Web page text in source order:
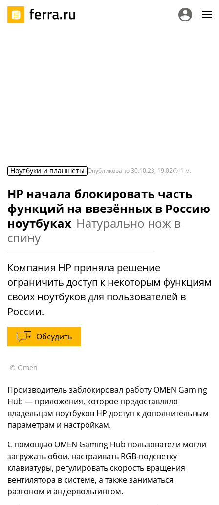
Ноутбуки и планшеты Опубликовано30.10.23, 19:02 1 м.
HP начала блокировать часть
функций на ввезённых в Россию
ноутбуках Натурально нож в
спину
Компания HP приняла решение
ограничить доступ к некоторым функциям
своих ноутбуков для пользователей в
России.
Обсудить
© Omen
Производитель заблокировал работу OMEN Gaming
Hub — приложения, которое предоставляло
владельцам ноутбуков HP доступ к дополнительным
параметрам и настройкам.
С помощью OMEN Gaming Hub пользователи могли
загружать обои, настраивать RGB-подсветку
клавиатуры, регулировать скорость вращения
вентилятора в системе, а также заниматься
разгоном и андервольтингом.